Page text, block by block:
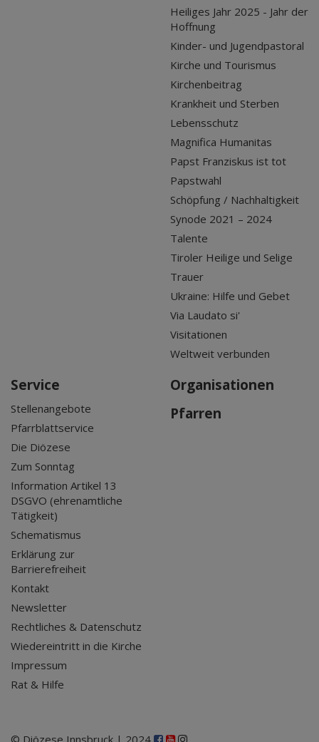
Heiliges Jahr 2025 - Jahr der
Hoffnung
Kinder- und Jugendpastoral
Kirche und Tourismus
Kirchenbeitrag
Krankheit und Sterben
Lebensschutz
Magnifica Humanitas
Papst Franziskus ist tot
Papstwahl
Schöpfung / Nachhaltigkeit
Synode 2021 – 2024
Talente
Tiroler Heilige und Selige
Trauer
Ukraine: Hilfe und Gebet
Via Laudato si'
Visitationen
Weltweit verbunden
Service
Stellenangebote
Pfarrblattservice
Die Diözese
Zum Sonntag
Information Artikel 13
DSGVO (ehrenamtliche
Tätigkeit)
Schematismus
Erklärung zur
Barrierefreiheit
Kontakt
Newsletter
Rechtliches & Datenschutz
Wiedereintritt in die Kirche
Impressum
Rat & Hilfe
Organisationen
Pfarren
© Diözese Innsbruck | 2024